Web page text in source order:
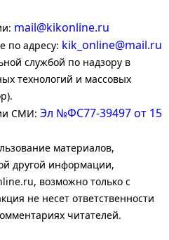
mail@kikonline.ru
по адресу: kik_online@mail.ru
службой по надзору в
технологий и массовых
СМИ: Эл №ФС77-39497 от 15
материалов,
другой информации,
возможно только с
не несет ответственности
читателей.